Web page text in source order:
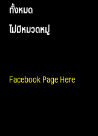
ทั้งหมด
ไม่มีหมวดหมู่
Facebook Page Here